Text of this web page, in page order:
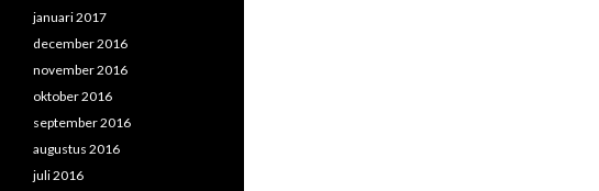
januari 2017
december 2016
november 2016
oktober 2016
september 2016
augustus 2016
juli 2016